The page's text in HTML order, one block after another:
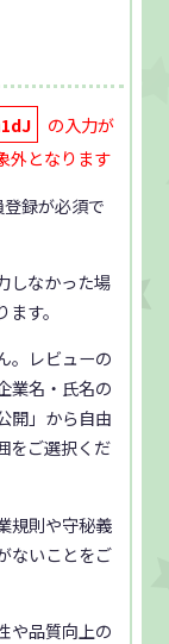
の入力が
外となります
録が必須で
しなかった場
す。
。レビューの
業名・氏名の
開」から自由
をご選択くだ
規則や守秘義
ないことをご
や品質向上の